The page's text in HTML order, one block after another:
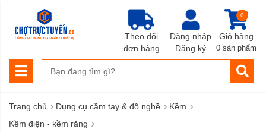
Đăng nhập
Đăng ký
Giỏ hàng
0
0 sản phẩm
Theo dõi
đơn hàng
Trang chủ › Dụng cụ cầm tay & đồ nghề › Kềm ›
Kềm điện - kềm răng ›